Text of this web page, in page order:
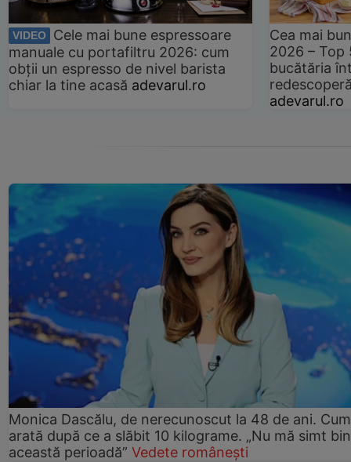
VIDEO
Cele mai bune espressoare
manuale cu portafiltru 2026: cum
obții un espresso de nivel barista
chiar la tine acasă adevarul.ro
Cea mai
2026 –
bucătăria
adevarul.ro
Monica Dascălu, de nerecunoscut la 48 de ani. Cum
arată după ce a slăbit 10 kilograme. „Nu mă simt
această perioadă” Vedete românești